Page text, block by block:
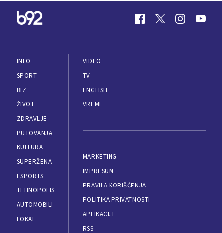
INFO
SPORT
BIZ
ŽIVOT
ZDRAVLJE
PUTOVANJA
KULTURA
SUPERŽENA
ESPORTS
TEHNOPOLIS
AUTOMOBILI
LOKAL
VIDEO
TV
ENGLISH
VREME
MARKETING
IMPRESUM
PRAVILA KORIŠĆENJA
POLITIKA PRIVATNOSTI
APLIKACIJE
RSS